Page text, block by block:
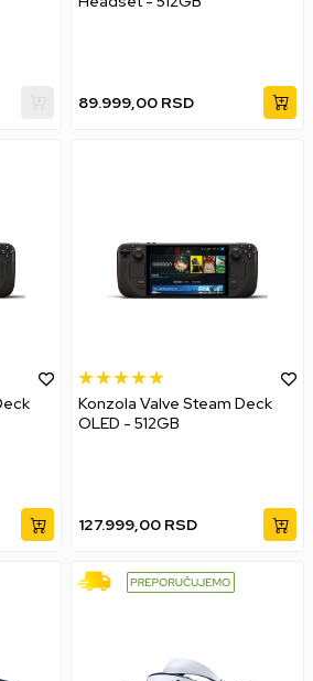
89.999,00 RSD
Konzola Valve Steam Deck
OLED - 512GB
127.999,00 RSD